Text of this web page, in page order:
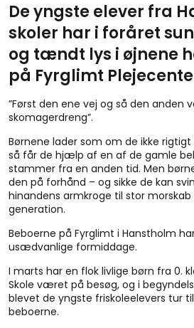
De yngste elever fra
skoler har i foråret
og tændt lys i øjnene
på Fyrglimt
”Først den ene vej og så den anden
skomagerdreng”.
Børnene lader som om de ikke
så får de hjælp af en af de gamle
stammer fra en anden tid. Men
den på forhånd – og sikke de kan
hinandens armkroge til stor
generation.
Beboerne på Fyrglimt i Hanstholm
usædvanlige formiddage.
I marts har en flok livlige børn fra 0.
Skole været på besøg, og i
blevet de yngste friskoleelevers tur
beboerne.